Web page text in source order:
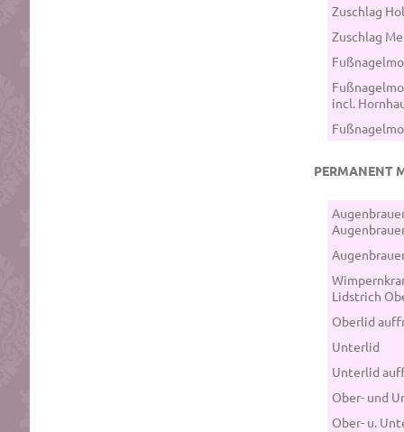
Zuschlag
Zuschlag
incl.
PERMANENT
Lidstrich
Oberlid
Unterlid
Unterlid
Ober- und
Ober- u.